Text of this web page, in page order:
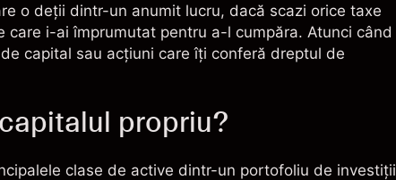
o deţii dintr-un anumit lucru, dacă scazi orice taxe
care i-ai împrumutat pentru a-l cumpăra. Atunci când
capital sau acţiuni care îţi conferă dreptul de
propriu?
clase de active dintr-un portofoliu de investiţii